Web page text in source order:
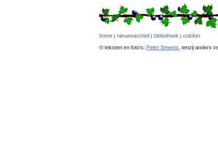
home| nieuwsarchief| bibliotheek | colofon
© teksten en foto's: Peter Smeets , tenzij anders